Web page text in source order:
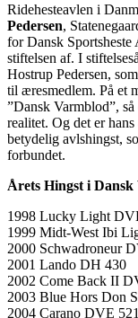
Ridehesteavlen i
Pedersen,
for Dansk
stiftelsen af. I
Hostrup Pedersen,
til æresmedlem. På et
”Dansk Varmblod”,
realitet. Og det er
betydelig avlshingst,
forbundet.
Årets Hingst i
1998 Lucky Light
1999 Midt-West Ibi
2000 Schwadroneur
2001 Lando DH 430
2002 Come Back II
2003 Blue Hors Don
2004 Carano DVE 521